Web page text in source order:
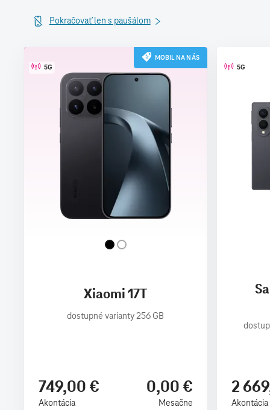
Pokračovať len s paušálom
MOBIL NA NÁS
5G
Xiaomi 17T
dostupné varianty 256 GB
749,00 €
Akontácia
0,00 €
Mesačne
5G
2
Akontácia